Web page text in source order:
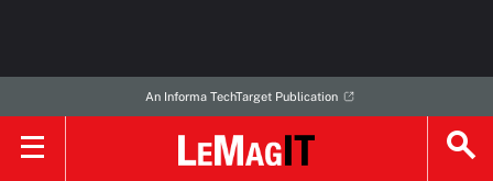
An Informa TechTarget Publication